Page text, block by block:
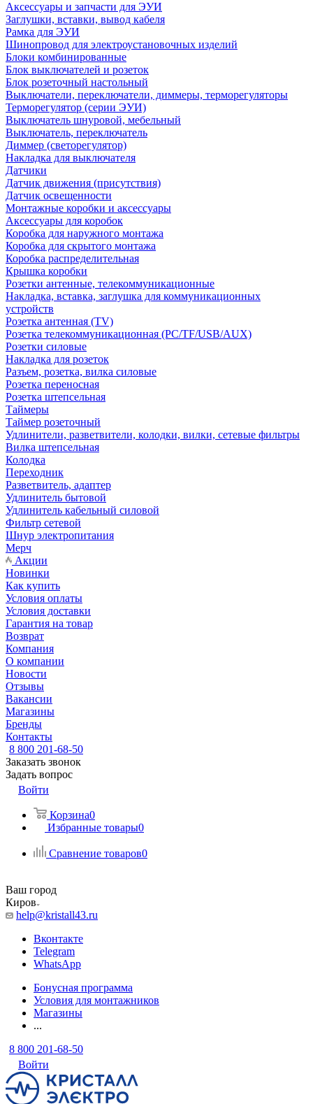
Аксессуары и запчасти для ЭУИ
Заглушки, вставки, вывод кабеля
Рамка для ЭУИ
Шинопровод для электроустановочных изделий
Блоки комбинированные
Блок выключателей и розеток
Блок розеточный настольный
Выключатели, переключатели, диммеры, терморегуляторы
Терморегулятор (серии ЭУИ)
Выключатель шнуровой, мебельный
Выключатель, переключатель
Диммер (светорегулятор)
Накладка для выключателя
Датчики
Датчик движения (присутствия)
Датчик освещенности
Монтажные коробки и аксессуары
Аксессуары для коробок
Коробка для наружного монтажа
Коробка для скрытого монтажа
Коробка распределительная
Крышка коробки
Розетки антенные, телекоммуникационные
Накладка, вставка, заглушка для коммуникационных
устройств
Розетка антенная (TV)
Розетка телекоммуникационная (PC/TF/USB/AUX)
Розетки силовые
Накладка для розеток
Разъем, розетка, вилка силовые
Розетка переносная
Розетка штепсельная
Таймеры
Таймер розеточный
Удлинители, разветвители, колодки, вилки, сетевые фильтры
Вилка штепсельная
Колодка
Переходник
Разветвитель, адаптер
Удлинитель бытовой
Удлинитель кабельный силовой
Фильтр сетевой
Шнур электропитания
Мерч
Акции
Новинки
Как купить
Условия оплаты
Условия доставки
Гарантия на товар
Возврат
Компания
О компании
Новости
Отзывы
Вакансии
Магазины
Бренды
Контакты
8 800 201-68-50
Заказать звонок
Задать вопрос
Войти
Корзина0
Избранные товары0
Сравнение товаров0
Ваш город
Киров
help@kristall43.ru
Вконтакте
Telegram
WhatsApp
Бонусная программа
Условия для монтажников
Магазины
...
8 800 201-68-50
Войти